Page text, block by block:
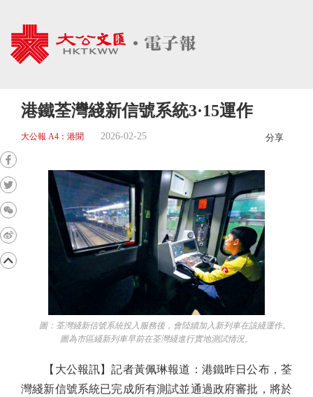
港鐵荃灣綫新信號系統3·15運作
大公報 A4：港聞 2026-02-25 分享
圖：荃灣綫新信號系統投入服務後，會陸續加入新列車在該綫運作。
圖為市區綫新列車早前在荃灣綫進行實地測試情況。
【大公報訊】記者黃佩琳報道：港鐵昨日公布，荃
灣綫新信號系統已完成所有測試並通過政府審批，將於